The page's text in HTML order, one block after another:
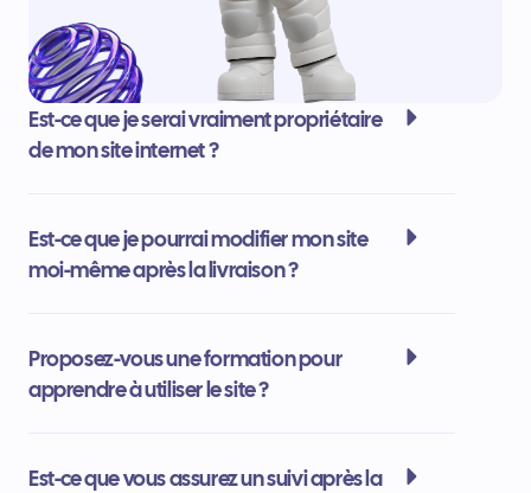
Est-ce que je serai vraiment propriétaire
de mon site internet ?
Est-ce que je pourrai modifier mon site
moi-même après la livraison ?
Proposez-vous une formation pour
apprendre à utiliser le site ?
Est-ce que vous assurez un suivi après la